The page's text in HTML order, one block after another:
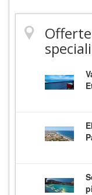
speciali